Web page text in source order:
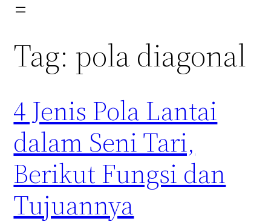
Tag: pola diagonal
4 Jenis Pola Lantai
dalam Seni Tari,
Berikut Fungsi dan
Tujuannya